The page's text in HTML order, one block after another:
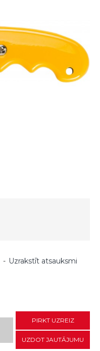
- Uzrakstīt atsauksmi
PIRKT UZREIZ
UZDOT JAUTĀJUMU